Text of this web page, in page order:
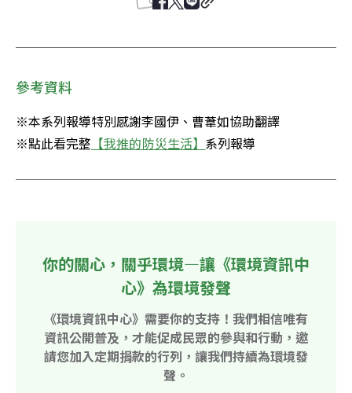
參考資料
※本系列報導特別感謝李國伊、曹葦如協助翻譯
※點此看完整 【我推的防災生活】 系列報導
你的關心，關乎環境—讓《環境資訊中
心》為環境發聲
《環境資訊中心》需要你的支持！我們相信唯有
資訊公開普及，才能促成民眾的參與和行動，邀
請您加入定期捐款的行列，讓我們持續為環境發
聲。